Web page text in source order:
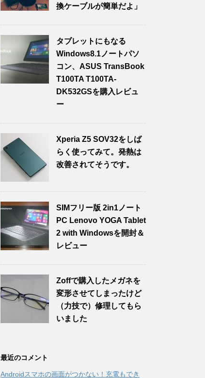
換ケーブルが簡単だよ」
タブレットにもなる
Windows8.1ノートパソ
コン、ASUS TransBook
T100TA T100TA-
DK532GSを購入レビュ
ー
Xperia Z5 SOV32をしば
らく使ってみて。発熱は
改善されてそうです。
SIMフリー版 2in1ノート
PC Lenovo YOGA Tablet
2 with Windowsを開封＆
レビュー
Zoffで購入したメガネを
変形させてしまったけど
（力技で）修理してもら
いました
最近のコメント
Androidスマホの画面がつかない！充電もでき